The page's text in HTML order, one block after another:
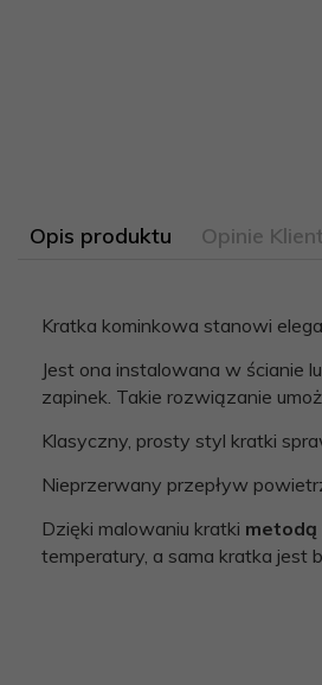
Opis produktu Opinie
Kratka kominkowa stanowi
Jest ona instalowana w ścianie
zapinek. Takie rozwiązanie
Klasyczny, prosty styl kratki
Nieprzerwany przepływ
Dzięki malowaniu kratki
temperatury, a sama kratka jest